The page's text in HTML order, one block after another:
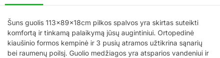
Šuns guolis 113x89x18cm pilkos spalvos yra skirtas suteikti
komfortą ir tinkamą palaikymą jūsų augintiniui. Ortopedinė
kiaušinio formos kempinė ir 3 pusių atramos užtikrina sąnarių
bei raumenų poilsį. Guolio medžiagos yra atsparios vandeniui ir